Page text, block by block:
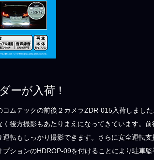
ーが入荷！
コムテックの前後２カメラZDR-015入荷しまし
く後方撮影もあたりまえになってきています。前
運転もしっかり撮影できます。さらに安全運転
プションのHDROP-09を付けることにより駐車